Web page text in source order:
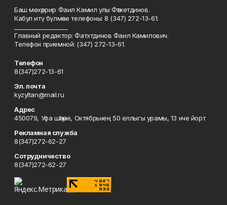
Баш мөхәррир Фаил Камил улы Фәтхетдинов.
Кабул итү бүлмәсе телефоны: 8 (347) 272-13-61.
Главный редактор: Фатхтдинов Фаил Камилович.
Телефон приемной: (347) 272-13-61.
Телефон
8(347)272-13-61
Эл. почта
kyzyltan@mail.ru
Адрес
450079, Уфа шәһәре, Октябрьнең 50 еллыгы урамы, 13 нче йорт
Рекламная служба
8(347)272-62-27
Сотрудничество
8(347)272-62-27